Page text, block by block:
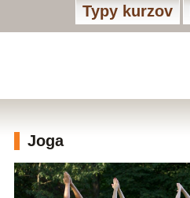
Typy kurzov
Joga